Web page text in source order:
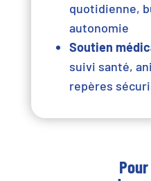
quotidienne,
autonomie
Soutien
suivi santé,
repères